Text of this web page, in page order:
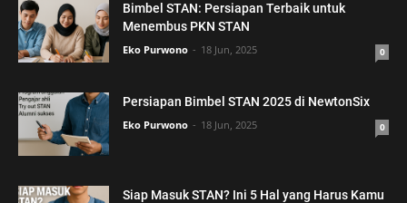
Bimbel STAN: Persiapan Terbaik untuk
Menembus PKN STAN
Eko Purwono 18 Jun, 2025 0
Persiapan Bimbel STAN 2025 di NewtonSix
Eko Purwono 18 Jun, 2025 0
Siap Masuk STAN? Ini 5 Hal yang Harus Kamu